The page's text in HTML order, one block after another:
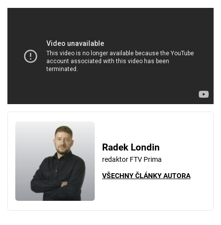
Radek Londin
redaktor FTV Prima
VŠECHNY ČLÁNKY AUTORA